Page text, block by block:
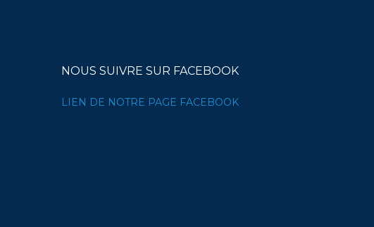
NOUS SUIVRE SUR FACEBOOK
LIEN DE NOTRE PAGE FACEBOOK